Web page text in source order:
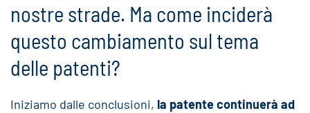
nostre strade. Ma come inciderà
questo cambiamento sul tema
delle patenti?
Iniziamo dalle conclusioni, la patente continuerà ad